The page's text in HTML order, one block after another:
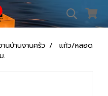
นบ้านงานครัว
แก้ว/หลอด
.